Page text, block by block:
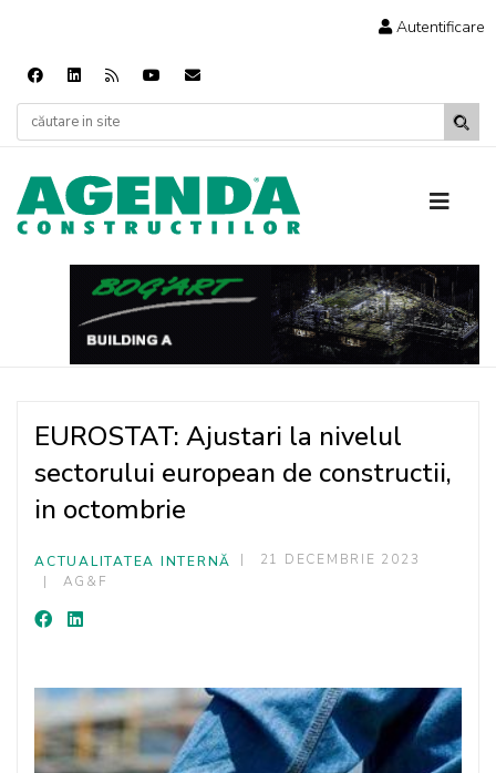
Autentificare
EUROSTAT: Ajustari la nivelul
sectorului european de constructii,
in octombrie
ACTUALITATEA INTERNĂ
21 DECEMBRIE 2023
AG&F